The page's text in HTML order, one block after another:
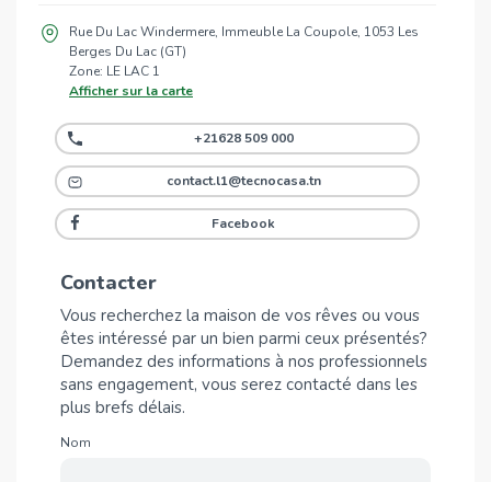
Rue Du Lac Windermere, Immeuble La Coupole, 1053 Les
Berges Du Lac (GT)
Zone: LE LAC 1
Afficher sur la carte
+21628 509 000
contact.l1@tecnocasa.tn
Facebook
Contacter
Vous recherchez la maison de vos rêves ou vous
êtes intéressé par un bien parmi ceux présentés?
Demandez des informations à nos professionnels
sans engagement, vous serez contacté dans les
plus brefs délais.
Nom